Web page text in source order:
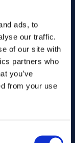
ads, to
our traffic.
of our site with
partners who
you’ve
from your use